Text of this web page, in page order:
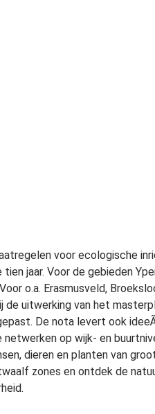
voor ecologische
jaar. Voor de gebieden
o.a. Erasmusveld,
de uitwerking van het
De nota levert ook
op wijk- en
dieren en planten van
zones en ontdek de